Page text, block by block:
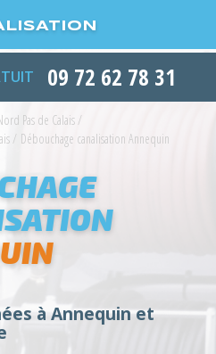
09 72 62 78 31
Pas de Calais/
/ Débouchage canalisation Annequin
à Annequin et